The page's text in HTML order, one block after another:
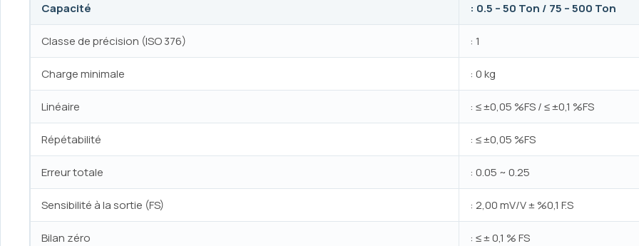
Capacité : 0.5 – 50 Ton / 75 – 500 Ton
Classe de précision (ISO 376) : 1
Charge minimale : 0 kg
Linéaire : ≤ ±0,05 %FS / ≤ ±0,1 %FS
Répétabilité : ≤ ±0,05 %FS
Erreur totale : 0.05 ~ 0.25
Sensibilité à la sortie (FS) : 2,00 mV/V ± %0,1 F.S
Bilan zéro : ≤ ± 0,1 % FS